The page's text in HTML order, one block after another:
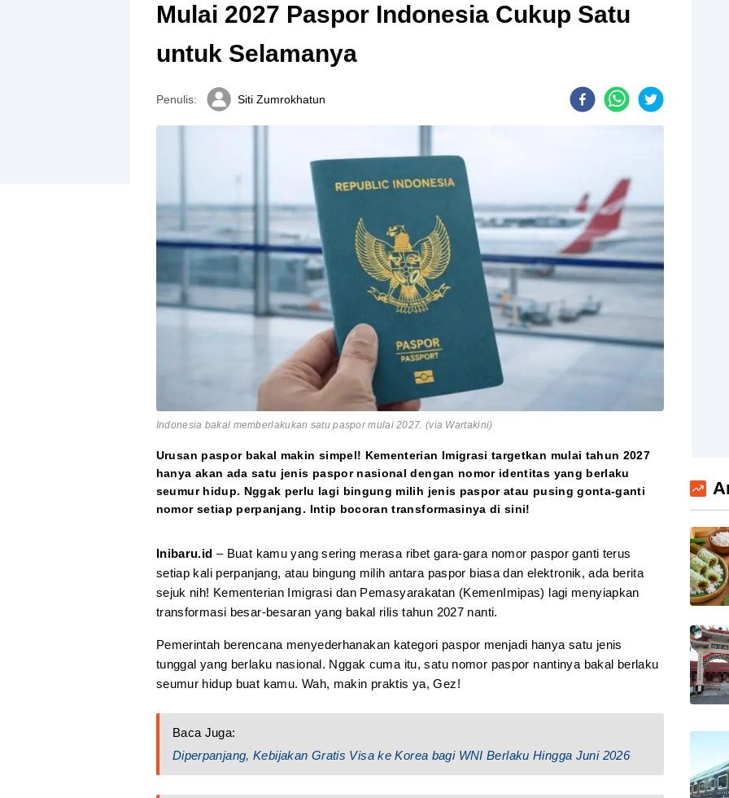
Mulai 2027 Paspor Indonesia Cukup Satu
untuk Selamanya
Penulis: Siti Zumrokhatun
Indonesia bakal memberlakukan satu paspor mulai 2027. (via Wartakini)
Urusan paspor bakal makin simpel! Kementerian Imigrasi targetkan mulai tahun 2027
hanya akan ada satu jenis paspor nasional dengan nomor identitas yang berlaku
seumur hidup. Nggak perlu lagi bingung milih jenis paspor atau pusing gonta-ganti
nomor setiap perpanjang. Intip bocoran transformasinya di sini!
Inibaru.id – Buat kamu yang sering merasa ribet gara-gara nomor paspor ganti terus
setiap kali perpanjang, atau bingung milih antara paspor biasa dan elektronik, ada berita
sejuk nih! Kementerian Imigrasi dan Pemasyarakatan (KemenImipas) lagi menyiapkan
transformasi besar-besaran yang bakal rilis tahun 2027 nanti.
Pemerintah berencana menyederhanakan kategori paspor menjadi hanya satu jenis
tunggal yang berlaku nasional. Nggak cuma itu, satu nomor paspor nantinya bakal berlaku
seumur hidup buat kamu. Wah, makin praktis ya, Gez!
Baca Juga:
Diperpanjang, Kebijakan Gratis Visa ke Korea bagi WNI Berlaku Hingga Juni 2026